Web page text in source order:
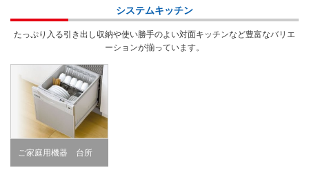
システムキッチン
たっぷり入る引き出し収納や使い勝手のよい対面キッチンなど豊富なバリエ
ーションが揃っています。
ご家庭用機器 台所